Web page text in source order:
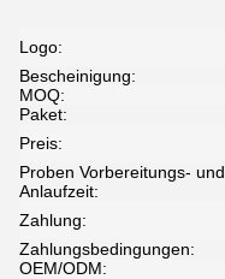
Logo:
Bescheinigung:
MOQ:
Paket:
Preis:
Proben Vorbereitungs- und
Anlaufzeit:
Zahlung:
Zahlungsbedingungen:
OEM/ODM: